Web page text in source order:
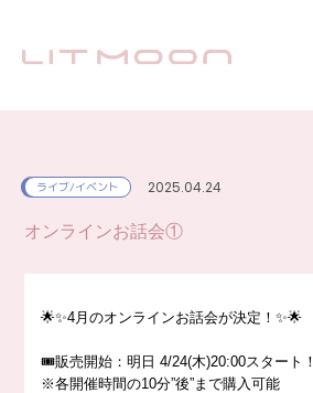
ライブ/イベント 2025.04.24
オンラインお話会①
🌟✨4月のオンラインお話会が決定！✨🌟
🎟販売開始：明日 4/24(木)20:00スタート！
※各開催時間の10分”後”まで購入可能